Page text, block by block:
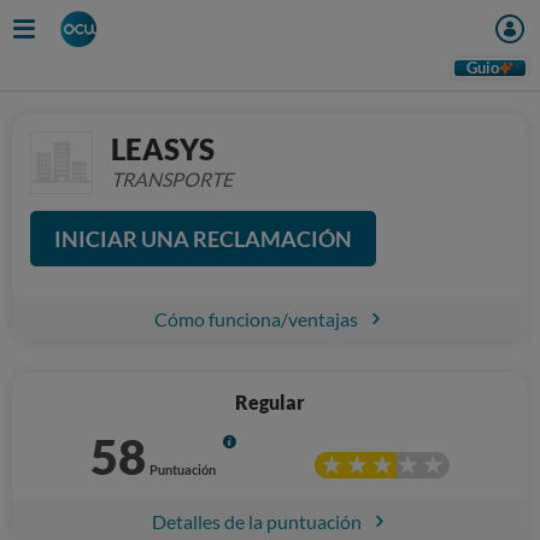
Guio
LEASYS
TRANSPORTE
INICIAR UNA RECLAMACIÓN
Cómo funciona/ventajas
Regular
58 Puntuación
Info
Detalles de la puntuación